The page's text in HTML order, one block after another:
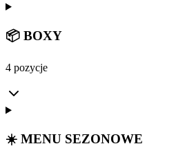
📦 BOXY
4 pozycje
☀️ MENU SEZONOWE